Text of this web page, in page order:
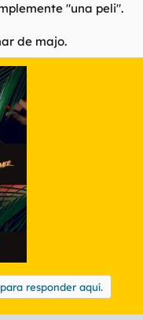
"una peli".
de majo.
responder aquí.